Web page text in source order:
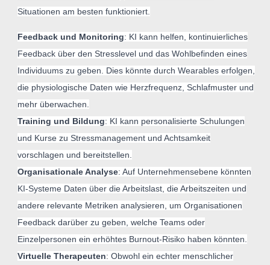
Situationen am besten funktioniert.
Feedback und Monitoring: KI kann helfen, kontinuierliches
Feedback über den Stresslevel und das Wohlbefinden eines
Individuums zu geben. Dies könnte durch Wearables erfolgen,
die physiologische Daten wie Herzfrequenz, Schlafmuster und
mehr überwachen.
Training und Bildung: KI kann personalisierte Schulungen
und Kurse zu Stressmanagement und Achtsamkeit
vorschlagen und bereitstellen.
Organisationale Analyse: Auf Unternehmensebene könnten
KI-Systeme Daten über die Arbeitslast, die Arbeitszeiten und
andere relevante Metriken analysieren, um Organisationen
Feedback darüber zu geben, welche Teams oder
Einzelpersonen ein erhöhtes Burnout-Risiko haben könnten.
Virtuelle Therapeuten: Obwohl ein echter menschlicher